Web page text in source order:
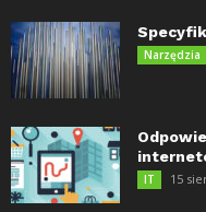
Narzędzia
IT 15